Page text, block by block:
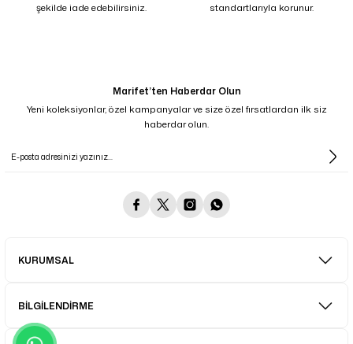
şekilde iade edebilirsiniz.
standartlarıyla korunur.
Marifet’ten Haberdar Olun
Yeni koleksiyonlar, özel kampanyalar ve size özel fırsatlardan ilk siz
haberdar olun.
KURUMSAL
BİLGİLENDİRME